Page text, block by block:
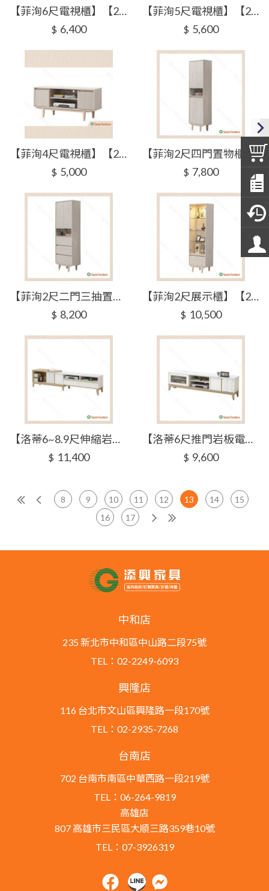
【菲洵6尺電視櫃】【2025-J301-3】【添興家具】
$ 6,400
【菲洵5尺電視櫃】【2025-J301-4】【添興家具】
$ 5,600
【菲洵4尺電視櫃】【2025-J301-5】【添興家具】
$ 5,000
【菲洵2尺四門置物櫃】【2025-J301-6】【添興家具】
$ 7,800
【菲洵2尺二門三抽置物櫃】【2025-J301-8】【添興家具】
$ 8,200
【菲洵2尺展示櫃】【2025-J301-9】【添興家具】
$ 10,500
【洛蒂6~8.9尺伸縮岩板電視櫃】【2025-J304-2】【添興家具】
$ 11,400
【洛蒂6尺推門岩板電視櫃】【2025-J304-3】【添興家具】
$ 9,600
8 9 10 11 12 13 14
15
16
17
中和店
235 新北市中和區中山路二段75號
TEL：02-2249-6093
興隆店
116 台北市文山區興隆路一段170號
TEL：02-2935-7268
台南店
702 台南市南區中華西路一段219號
TEL：06-264-9819
高雄店
807 高雄市三民區大順三路359巷10號
TEL：07-3926319